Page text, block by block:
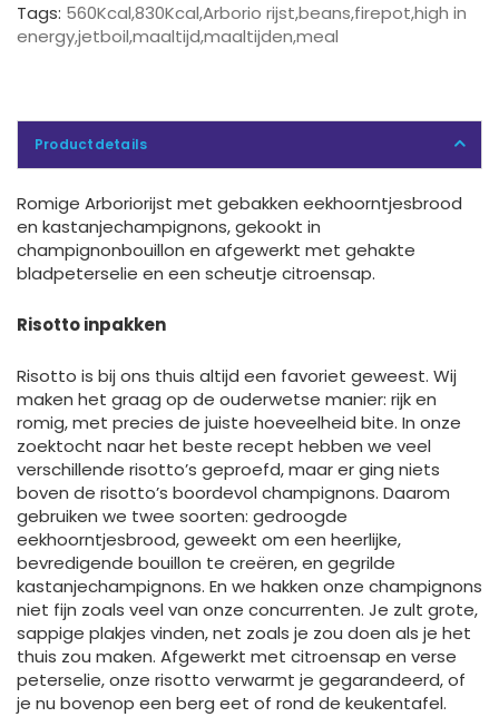
Tags: 560Kcal,830Kcal,Arborio rijst,beans,firepot,high in
energy,jetboil,maaltijd,maaltijden,meal
Productdetails
Romige Arboriorijst met gebakken eekhoorntjesbrood
en kastanjechampignons, gekookt in
champignonbouillon en afgewerkt met gehakte
bladpeterselie en een scheutje citroensap.
Risotto inpakken
Risotto is bij ons thuis altijd een favoriet geweest. Wij
maken het graag op de ouderwetse manier: rijk en
romig, met precies de juiste hoeveelheid bite. In onze
zoektocht naar het beste recept hebben we veel
verschillende risotto’s geproefd, maar er ging niets
boven de risotto’s boordevol champignons. Daarom
gebruiken we twee soorten: gedroogde
eekhoorntjesbrood, geweekt om een ​​heerlijke,
bevredigende bouillon te creëren, en gegrilde
kastanjechampignons. En we hakken onze champignons
niet fijn zoals veel van onze concurrenten. Je zult grote,
sappige plakjes vinden, net zoals je zou doen als je het
thuis zou maken. Afgewerkt met citroensap en verse
peterselie, onze risotto verwarmt je gegarandeerd, of
je nu bovenop een berg eet of rond de keukentafel.